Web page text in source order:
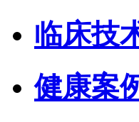
临床技
健康案